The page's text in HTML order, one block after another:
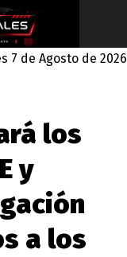
7 de Agosto de 2026
los
y
a los